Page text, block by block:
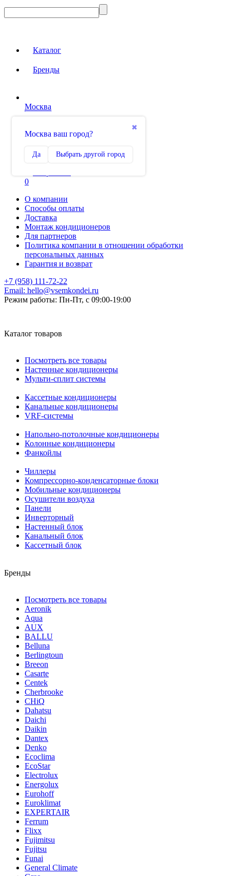
Каталог
Бренды
Москва
✖
Москва ваш город?
Да Выбрать другой город
Сравнение
0
О компании
Способы оплаты
Доставка
Монтаж кондиционеров
Для партнеров
Политика компании в отношении обработки
персональных данных
Гарантия и возврат
+7 (958) 111-72-22
Email: hello@vsemkondei.ru
Режим работы: Пн-Пт, с 09:00-19:00
Каталог товаров
Посмотреть все товары
Настенные кондиционеры
Мульти-сплит системы
Кассетные кондиционеры
Канальные кондиционеры
VRF-системы
Напольно-потолочные кондиционеры
Колонные кондиционеры
Фанкойлы
Чиллеры
Компрессорно-конденсаторные блоки
Мобильные кондиционеры
Осушители воздуха
Панели
Инверторный
Настенный блок
Канальный блок
Кассетный блок
Бренды
Посмотреть все товары
Aeronik
Aqua
AUX
BALLU
Belluna
Berlingtoun
Breeon
Casarte
Centek
Cherbrooke
CHiQ
Dahatsu
Daichi
Daikin
Dantex
Denko
Ecoclima
EcoStar
Electrolux
Energolux
Eurohoff
Euroklimat
EXPERTAIR
Ferrum
Flixx
Fujimitsu
Fujitsu
Funai
General Climate